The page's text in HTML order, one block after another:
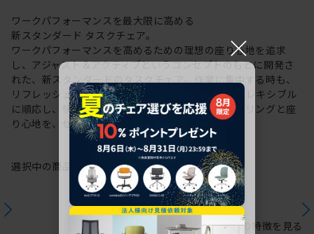
ワークパフォーマンスを最大限に高める
新スタンダード タスクチェア。
ワークパフォーマンスを高めるための理想の座り心地を追求
し、アジャスト＆アクティブというコンセプトのもとに開発さ
れた、新スタンダードのタスクチェア。作業に集中する時も、
リフレッシュする時も、座る姿勢や身体の動きにフレキシブル
に順応し、快適にサポートします。新感覚のスタイリングと座
り心地を、ぜひご体感ください。
選択中の商品情報保証注意事項
シリーズの特徴を見る
×